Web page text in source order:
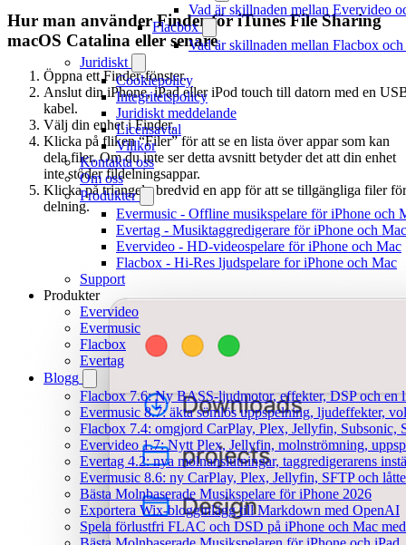
Vad är skillnaden mellan Evervideo
Flacbox
Vad är skillnaden mellan Flacbox
Juridiskt
Cookiepolicy
Integritetspolicy
Juridiskt meddelande
Licensavtal
Villkor
Kontakta oss
Om oss
Produkter
Evermusic - Offline musikspelare för iPhone och
Evertag - Musiktaggredigerare för iPhone och Mac
Evervideo - HD-videospelare för iPhone och Mac
Flacbox - Hi-Res ljudspelare for iPhone och Mac
Support
Produkter
Evervideo
Evermusic
Flacbox
Evertag
Blogg
Flacbox 7.6: Ny BASS-ljudmotor, effekter, DSP och en
Evermusic 8.7: äkta sömlös uppspelning, ljudeffekter,
Flacbox 7.4: omgjord CarPlay, Plex, Jellyfin, Subsonic,
Evervideo 1.7: Nytt Plex, Jellyfin, molnströmning,
Evertag 4.2: nya molnanslutningar, taggredigerarens
Evermusic 8.6: ny CarPlay, Plex, Jellyfin, SFTP och
Bästa Molnbaserade Musikspelare för iPhone 2026
Exportera Wix-blogginlägg till Markdown med OpenAI
Spela förlustfri FLAC och DSD på iPhone och Mac
Hur man använder Finder för iTunes File Sharing
macOS Catalina eller senare
Öppna ett Finder-fönster.
Anslut din iPhone, iPad eller iPod touch till datorn med en
kabel.
Välj din enhet i Finder.
Klicka på fliken “Filer” för att se en lista över appar som kan
dela filer. Om du inte ser detta avsnitt betyder det att din enhet
inte stöder fildelningsappar.
Klicka på triangeln bredvid en app för att se tillgängliga filer för
delning.